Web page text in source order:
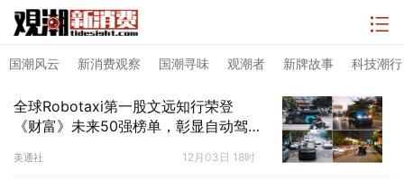
国潮风云 新消费观察 国潮寻味 观潮者 新牌故事 科技潮行
全球Robotaxi第一股文远知行荣登
《财富》未来50强榜单，彰显自动驾
美通社 12月03日 18时